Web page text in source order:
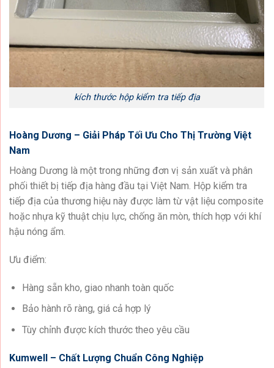
kích thước hộp kiểm tra tiếp địa
Hoàng Dương – Giải Pháp Tối Ưu Cho Thị Trường Việt
Nam
Hoàng Dương là một trong những đơn vị sản xuất và phân
phối thiết bị tiếp địa hàng đầu tại Việt Nam. Hộp kiểm tra
tiếp địa của thương hiệu này được làm từ vật liệu composite
hoặc nhựa kỹ thuật chịu lực, chống ăn mòn, thích hợp với khí
hậu nóng ẩm.
Ưu điểm:
Hàng sẵn kho, giao nhanh toàn quốc
Bảo hành rõ ràng, giá cả hợp lý
Tùy chỉnh được kích thước theo yêu cầu
Kumwell – Chất Lượng Chuẩn Công Nghiệp